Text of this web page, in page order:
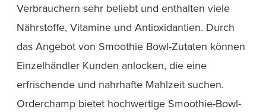
Verbrauchern sehr beliebt und enthalten viele
Nährstoffe, Vitamine und Antioxidantien. Durch
das Angebot von Smoothie Bowl-Zutaten können
Einzelhändler Kunden anlocken, die eine
erfrischende und nahrhafte Mahlzeit suchen.
Orderchamp bietet hochwertige Smoothie-Bowl-